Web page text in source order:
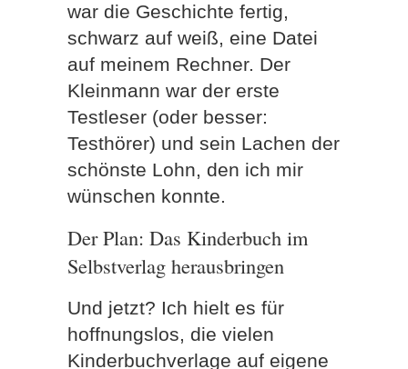
war die Geschichte fertig,
schwarz auf weiß, eine Datei
auf meinem Rechner. Der
Kleinmann war der erste
Testleser (oder besser:
Testhörer) und sein Lachen der
schönste Lohn, den ich mir
wünschen konnte.
Der Plan: Das Kinderbuch im
Selbstverlag herausbringen
Und jetzt? Ich hielt es für
hoffnungslos, die vielen
Kinderbuchverlage auf eigene